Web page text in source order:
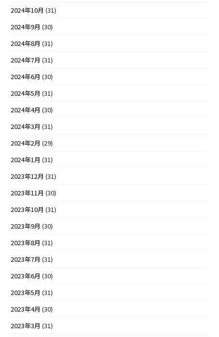
2024年10月 (31)
2024年9月 (30)
2024年8月 (31)
2024年7月 (31)
2024年6月 (30)
2024年5月 (31)
2024年4月 (30)
2024年3月 (31)
2024年2月 (29)
2024年1月 (31)
2023年12月 (31)
2023年11月 (30)
2023年10月 (31)
2023年9月 (30)
2023年8月 (31)
2023年7月 (31)
2023年6月 (30)
2023年5月 (31)
2023年4月 (30)
2023年3月 (31)